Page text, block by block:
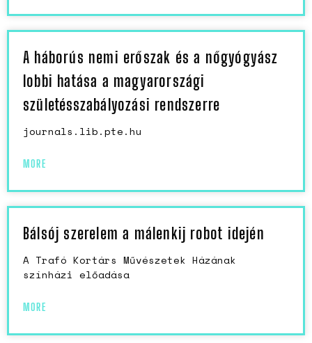
A háborús nemi erőszak és a nőgyógyász
lobbi hatása a magyarországi
születésszabályozási rendszerre
journals.lib.pte.hu
MORE
Bálsój szerelem a málenkij robot idején
A Trafó Kortárs Művészetek Házának
színházi előadása
MORE